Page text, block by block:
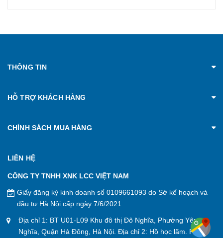
THÔNG TIN
HỖ TRỢ KHÁCH HÀNG
CHÍNH SÁCH MUA HÀNG
LIÊN HỆ
CÔNG TY TNHH XNK LCC VIỆT NAM
Giấy đăng ký kinh doanh số 0109661093 do Sở kế hoạch và
đầu tư Hà Nội cấp ngày 7/6/2021
Địa chỉ 1: BT U01-L09 Khu đô thị Đô Nghĩa, Phường Yên
Nghĩa, Quận Hà Đông, Hà Nội. Địa chỉ 2: Hồ học lãm. P. An